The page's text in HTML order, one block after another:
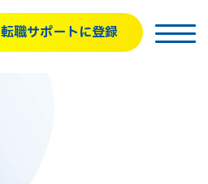
転職サポートに登録